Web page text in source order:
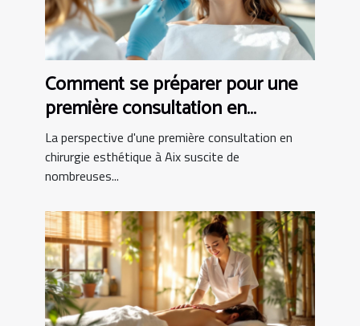
Comment se préparer pour une
première consultation en
chirurgie esthétique à Aix ?
La perspective d'une première consultation en
chirurgie esthétique à Aix suscite de
nombreuses...